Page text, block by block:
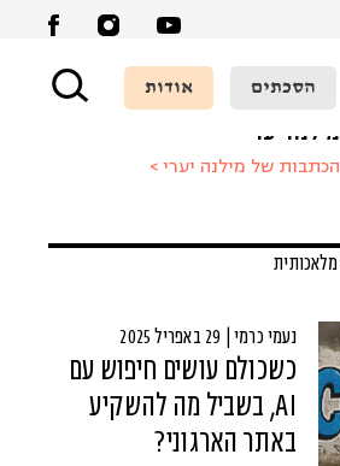
הסכתים אודות
מילנה יערי
הכתבות של מילנה יערי >
נעמי כרמי | 29 באפריל 2025
כשכולם עושים חיפוש עם
AI, בשביל מה להשקיע
באתר הארגוני?